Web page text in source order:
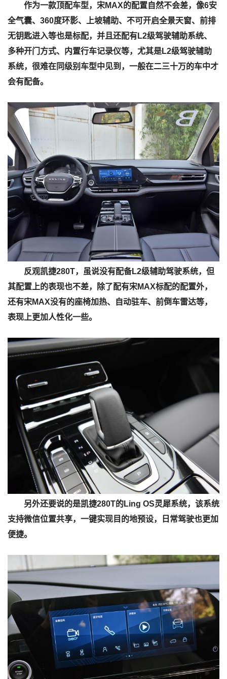
作为一款顶配车型，宋MAX的配置自然不会差，像6安
全气囊、360度环影、上坡辅助、不可开启全景天窗、前排
无钥匙进入等也是标配，并且还配有L2级驾驶辅助系统、
多种开门方式、内置行车记录仪等，尤其是L2级驾驶辅助
系统，很难在同级别车型中见到，一般在二三十万的车中才
会有配备。
反观凯捷280T，虽说没有配备L2级辅助驾驶系统，但
其配置上的表现也不差，除了配有宋MAX标配的配置外，
还有宋MAX没有的座椅加热、自动驻车、前倒车雷达等，
表现上更加人性化一些。
另外还要说的是凯捷280T的Ling OS灵犀系统，该系统
支持微信位置共享，一键实现目的地预设，日常驾驶也更加
便捷。